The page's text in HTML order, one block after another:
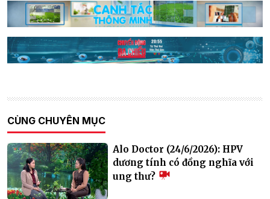
CÙNG CHUYÊN MỤC
Alo Doctor (24/6/2026): HPV
dương tính có đồng nghĩa với
ung thư?